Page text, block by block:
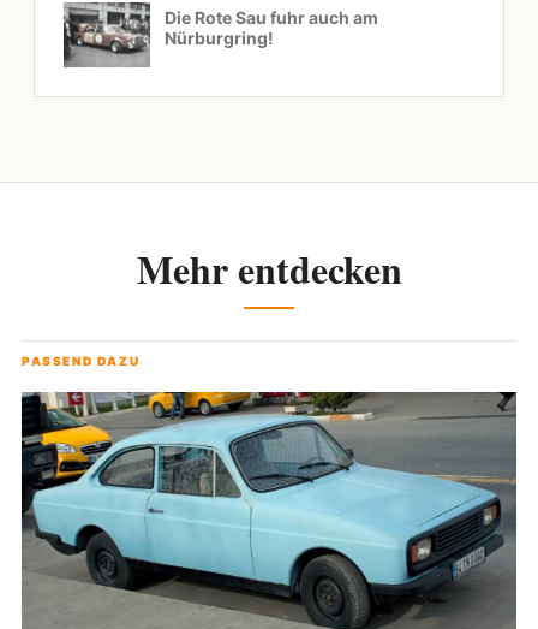
Die Rote Sau fuhr auch am
Nürburgring!
Mehr entdecken
PASSEND DAZU